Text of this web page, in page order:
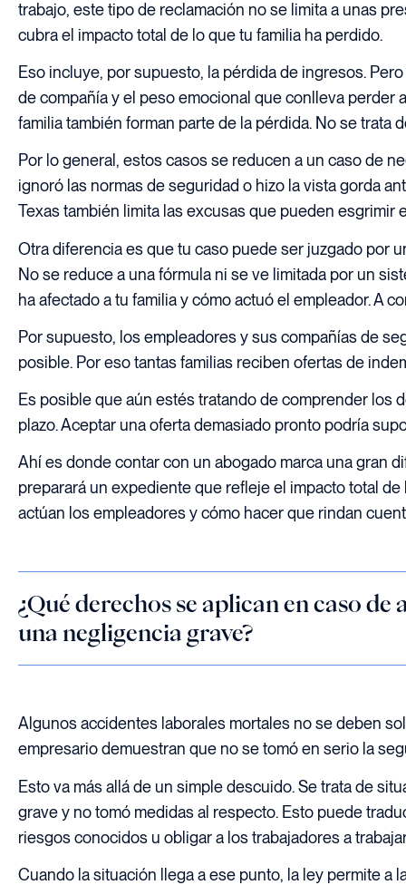
trabajo, este tipo de reclamación no se limita a unas
cubra el impacto total de lo que tu familia ha perdido.
Eso incluye, por supuesto, la pérdida de ingresos.
de compañía y el peso emocional que conlleva perder
familia también forman parte de la pérdida. No se trata
Por lo general, estos casos se reducen a un caso de
ignoró las normas de seguridad o hizo la vista gorda
Texas también limita las excusas que pueden
Otra diferencia es que tu caso puede ser juzgado por
No se reduce a una fórmula ni se ve limitada por un
ha afectado a tu familia y cómo actuó el empleador. A
Por supuesto, los empleadores y sus compañías de
posible. Por eso tantas familias reciben ofertas de
Es posible que aún estés tratando de comprender los
plazo. Aceptar una oferta demasiado pronto podría
Ahí es donde contar con un abogado marca una gran
preparará un expediente que refleje el impacto total
actúan los empleadores y cómo hacer que rindan
¿Qué derechos se aplican en caso
una negligencia grave?
Algunos accidentes laborales mortales no se deben
empresario demuestran que no se tomó en serio la
Esto va más allá de un simple descuido. Se trata de
grave y no tomó medidas al respecto. Esto puede
riesgos conocidos u obligar a los trabajadores a
Cuando la situación llega a ese punto, la ley permite a